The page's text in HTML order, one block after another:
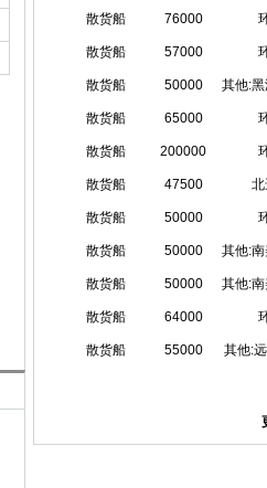
散货船 76000
散货船 57000
散货船 50000
散货船 65000
散货船 200000
散货船 47500
散货船 50000
散货船 50000
散货船 50000
散货船 64000
散货船 55000 其他: